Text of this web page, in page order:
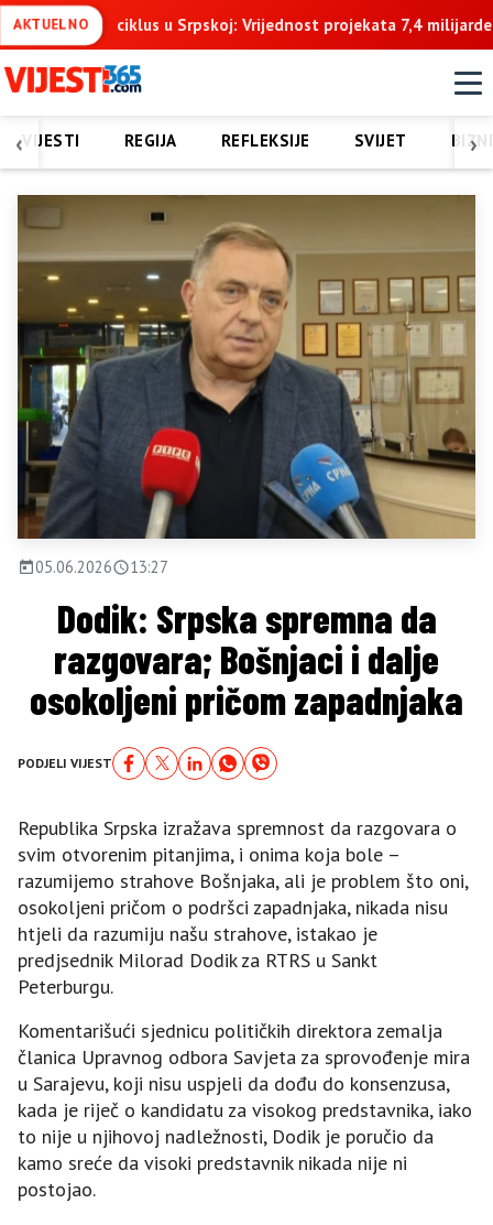
AKTUELNO
projekata 7,4 milijarde KM u naredne tri godine
‹ ›
VIJESTI REGIJA REFLEKSIJE SVIJET
05.06.2026 13:27
Dodik: Srpska spremna da
razgovara; Bošnjaci i dalje
osokoljeni pričom zapadnjaka
PODJELI VIJEST
Republika Srpska izražava spremnost da razgovara o
svim otvorenim pitanjima, i onima koja bole –
razumijemo strahove Bošnjaka, ali je problem što oni,
osokoljeni pričom o podršci zapadnjaka, nikada nisu
htjeli da razumiju našu strahove, istakao je
predjsednik Milorad Dodik za RTRS u Sankt
Peterburgu.
Komentarišući sjednicu političkih direktora zemalja
članica Upravnog odbora Savjeta za sprovođenje mira
u Sarajevu, koji nisu uspjeli da dođu do konsenzusa,
kada je riječ o kandidatu za visokog predstavnika, iako
to nije u njihovoj nadležnosti, Dodik je poručio da
kamo sreće da visoki predstavnik nikada nije ni
postojao.